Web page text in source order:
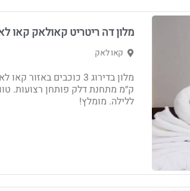
מלון דה ריטריט קאולאק קאו
קאו לאק
ללילה. מומלץ!